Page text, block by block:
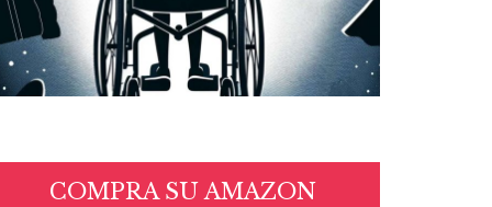
COMPRA SU AMAZON